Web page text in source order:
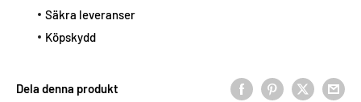
Säkra leveranser
Köpskydd
Dela denna produkt